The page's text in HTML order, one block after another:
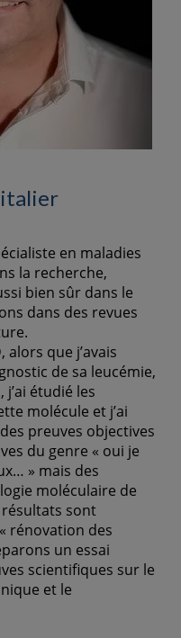
en maladies
la recherche,
bien sûr dans le
dans des revues
alors que j’avais
de sa leucémie,
étudié les
molécule et j’ai
preuves objectives
du genre « oui je
» mais des
moléculaire de
résultats sont
rénovation des
un essai
scientifiques sur le
et le